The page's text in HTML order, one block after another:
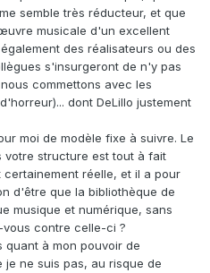
semble très réducteur, et que
musicale d'un excellent
des réalisateurs ou des
s'insurgeront de n'y pas
commettons avec les
dont DeLillo justement
moi de modèle fixe à suivre. Le
structure est tout à fait
réelle, et il a pour
d'être que la bibliothèque de
musique et numérique, sans
vous contre celle-ci ?
à mon pouvoir de
ne suis pas, au risque de